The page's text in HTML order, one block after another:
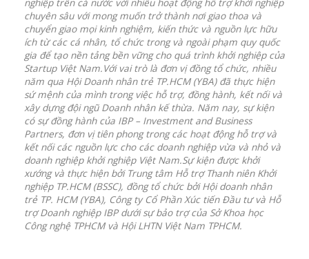
chuyên sâu với mong muốn trở thành nơi giao thoa và
chuyển giao mọi kinh nghiệm, kiến thức và nguồn lực hữu
ích từ các cá nhân, tổ chức trong và ngoài phạm quy quốc
gia để tạo nền tảng bền vững cho quá trình khởi nghiệp của
Startup Việt Nam.Với vai trò là đơn vị đồng tổ chức, nhiều
năm qua Hội Doanh nhân trẻ TP.HCM (YBA) đã thực hiện
sứ mệnh của mình trong việc hỗ trợ, đồng hành, kết nối và
xây dựng đội ngũ Doanh nhân kế thừa. Năm nay, sự kiện
có sự đồng hành của IBP – Investment and Business
Partners, đơn vị tiên phong trong các hoạt động hỗ trợ và
kết nối các nguồn lực cho các doanh nghiệp vừa và nhỏ và
doanh nghiệp khởi nghiệp Việt Nam.Sự kiện được khởi
xướng và thực hiện bởi Trung tâm Hỗ trợ Thanh niên Khởi
nghiệp TP.HCM (BSSC), đồng tổ chức bởi Hội doanh nhân
trẻ TP. HCM (YBA), Công ty Cổ Phần Xúc tiến Đầu tư và Hỗ
trợ Doanh nghiệp IBP dưới sự bảo trợ của Sở Khoa học
Công nghệ TPHCM và Hội LHTN Việt Nam TPHCM.